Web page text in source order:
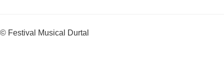
© Festival Musical Durtal